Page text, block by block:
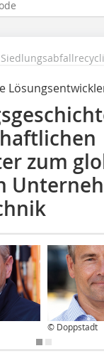
zum
© Doppstadt